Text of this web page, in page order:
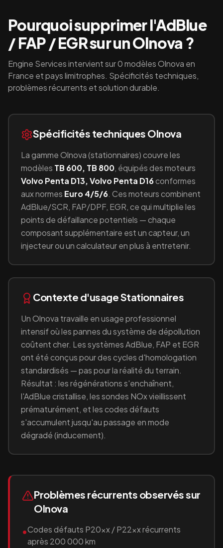
Pourquoi supprimer l'AdBlue
/ FAP / EGR sur unOlnova ?
Engine Services intervient sur0modèlesOlnova en
France et pays limitrophes. Spécificités techniques,
problèmes récurrents et solution durable.
Spécificités techniques Olnova
La gammeOlnova(stationnaires) couvre les
modèles TB 600, TB 800, équipésdes moteurs
Volvo Penta D13, Volvo Penta D16conformes
aux normes Euro 4/5/6. Ces moteurs combinent
AdBlue/SCR, FAP/DPF, EGR, ce qui multiplie les
points de défaillance potentiels — chaque
composant supplémentaire est un capteur, un
injecteur ou un calculateur en plus à entretenir.
Contexte d'usageStationnaires
UnOlnova travaille enusage professionnel
intensif où les pannes du système de dépollution
coûtent cher. Les systèmes AdBlue, FAP et EGR
ont été conçus pour des cycles d'homologation
standardisés — pas pour la réalité du terrain.
Résultat : les régénérations s'enchaînent,
l'AdBlue cristallise, les sondes NOx vieillissent
prématurément, et les codes défauts
s'accumulent jusqu'au passage en mode
dégradé (inducement).
Problèmes récurrents observés sur
Olnova
•Codes défauts P20xx / P22xx récurrents
après 200 000 km